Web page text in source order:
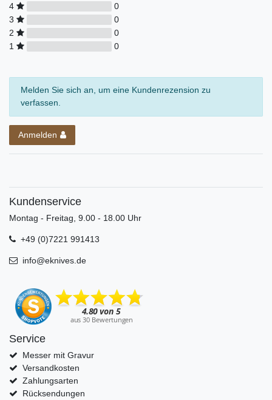
4
0
3
0
2
0
1
0
Melden Sie sich an, um eine Kundenrezension zu
verfassen.
Anmelden
Kundenservice
Montag - Freitag, 9.00 - 18.00 Uhr
+49 (0)7221 991413
info@eknives.de
Service
Messer mit Gravur
Versandkosten
Zahlungsarten
Rücksendungen